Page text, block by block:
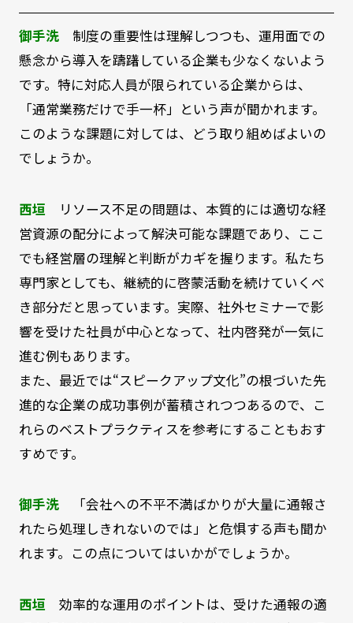
御手洗制度の重要性は理解しつつも、運用面での
懸念から導入を躊躇している企業も少なくないよう
です。特に対応人員が限られている企業からは、
「通常業務だけで手一杯」という声が聞かれます。
このような課題に対しては、どう取り組めばよいの
でしょうか。
西垣 リソース不足の問題は、本質的には適切な経
営資源の配分によって解決可能な課題であり、ここ
でも経営層の理解と判断がカギを握ります。私たち
専門家としても、継続的に啓蒙活動を続けていくべ
き部分だと思っています。実際、社外セミナーで影
響を受けた社員が中心となって、社内啓発が一気に
進む例もあります。
また、最近では“スピークアップ文化”の根づいた先
進的な企業の成功事例が蓄積されつつあるので、こ
れらのベストプラクティスを参考にすることもおす
すめです。
御手洗「会社への不平不満ばかりが大量に通報さ
れたら処理しきれないのでは」と危惧する声も聞か
れます。この点についてはいかがでしょうか。
西垣 効率的な運用のポイントは、受けた通報の適